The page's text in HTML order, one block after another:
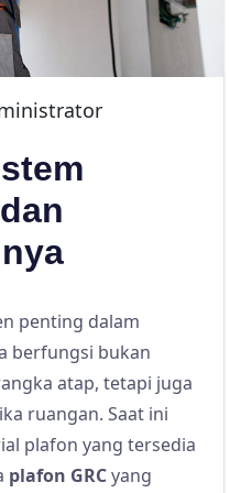
penting dalam
berfungsi bukan
atap, tetapi juga
ruangan. Saat ini
plafon yang tersedia
plafon GRCyang